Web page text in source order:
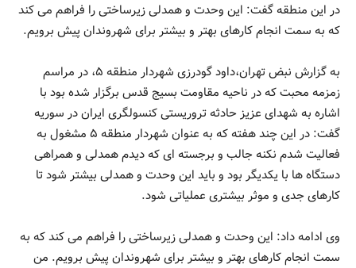
در این منطقه گفت: این وحدت و همدلی زیرساختی را فراهم می کند
که به سمت انجام کارهای بهتر و بیشتر برای شهروندان پیش برویم.
به گزارش نبض تهران،داود گودرزی شهردار منطقه ۵، در مراسم
زمزمه محبت که در ناحیه مقاومت بسیج قدس برگزار شده بود با
اشاره به شهدای عزیز حادثه تروریستی کنسولگری ایران در سوریه
گفت: در این چند هفته که به عنوان شهردار منطقه ۵ مشغول به
فعالیت شدم نکنه جالب و برجسته ای که دیدم همدلی و همراهی
دستگاه ها با یکدیگر بود و باید این وحدت و همدلی بیشتر شود تا
کارهای جدی و موثر بیشتری عملیاتی شود.
وی ادامه داد: این وحدت و همدلی زیرساختی را فراهم می کند که به
سمت انجام کارهای بهتر و بیشتر برای شهروندان پیش برویم. من